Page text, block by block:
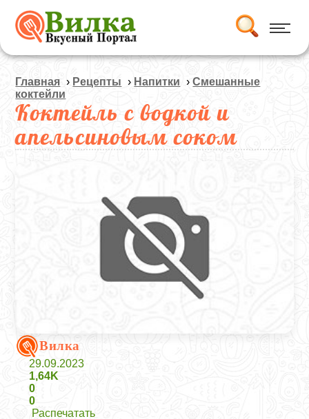
Главная › Рецепты › Напитки ›Смешанные
коктейли
Коктейль с водкой и
апельсиновым соком
Вилка
29.09.2023
1,64K
0
0
Распечатать